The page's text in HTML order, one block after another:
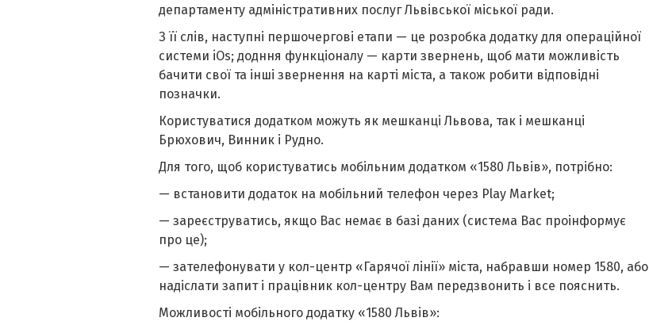
департаменту адміністративних послуг Львівської міської ради.
З її слів, наступні першочергові етапи — це розробка додатку для операційної
системи iOs; додння функціоналу — карти звернень, щоб мати можливість
бачити свої та інші звернення на карті міста, а також робити відповідні
позначки.
Користуватися додатком можуть як мешканці Львова, так і мешканці
Брюхович, Винник і Рудно.
Для того, щоб користуватись мобільним додатком «1580 Львів», потрібно:
— встановити додаток на мобільний телефон через Play Market;
— зареєструватись, якщо Вас немає в базі даних (система Вас проінформує
про це);
— зателефонувати у кол-центр «Гарячої лінії» міста, набравши номер 1580, або
надіслати запит і працівник кол-центру Вам передзвонить і все пояснить.
Можливості мобільного додатку «1580 Львів»: